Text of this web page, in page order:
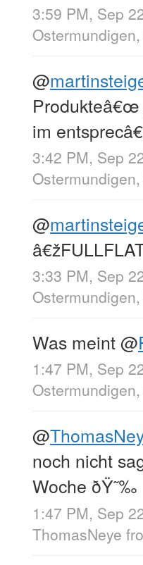
3:59 PM, Sep
@
Produkteâ€œ
im
3:42 PM, Sep
@
3:33 PM, Sep
Was meint@
1:47 PM, Sep
@
noch nicht
Woche ðŸ˜‰
1:47 PM, Sep
ThomasNeye